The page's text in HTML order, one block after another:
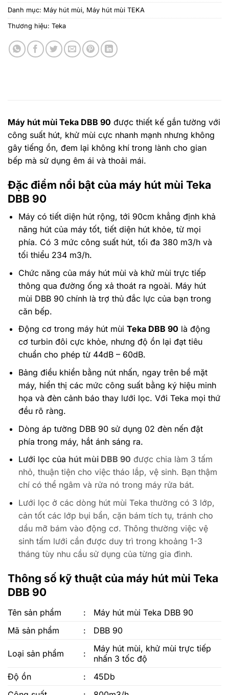
Danh mục: Máy hút mùi, Máy hút mùi TEKA
Thương hiệu: Teka
Máy hút mùi Teka DBB 90 được thiết kế gắn tường với
công suất hút, khử mùi cực nhanh mạnh nhưng không
gây tiếng ồn, đem lại không khí trong lành cho gian
bếp mà sử dụng êm ái và thoải mái.
Đặc điểm nổi bật của máy hút mùi Teka
DBB 90
Máy có tiết diện hút rộng, tới 90cm khẳng định khả
năng hút của máy tốt, tiết diện hút khỏe, từ mọi
phía. Có 3 mức công suất hút, tối đa 380 m3/h và
tối thiểu 234 m3/h.
Chức năng của máy hút mùi và khử mùi trực tiếp
thông qua đường ống xả thoát ra ngoài. Máy hút
mùi DBB 90 chính là trợ thủ đắc lực của bạn trong
căn bếp.
Động cơ trong máy hút mùi Teka DBB 90 là động
cơ turbin đôi cực khỏe, nhưng độ ồn lại đạt tiêu
chuẩn cho phép từ 44dB – 60dB.
Bảng điều khiển bằng nút nhấn, ngay trên bề mặt
máy, hiển thị các mức công suất bằng ký hiệu minh
họa và đèn cảnh báo thay lưới lọc. Với Teka mọi thứ
đều rõ ràng.
Dòng áp tường DBB 90 sử dụng 02 đèn nến đặt
phía trong máy, hắt ánh sáng ra.
Lưới lọc của hút mùi DBB 90 được chia làm 3 tấm
nhỏ, thuận tiện cho việc tháo lắp, vệ sinh. Bạn thậm
chí có thể ngâm và rửa nó trong máy rửa bát.
Lưới lọc ở các dòng hút mùi Teka thường có 3 lớp,
cản tốt các lớp bụi bẩn, cặn bám tích tụ, tránh cho
dầu mỡ bám vào động cơ. Thông thường việc vệ
sinh tấm lưới cần được duy trì trong khoảng 1-3
tháng tùy nhu cầu sử dụng của từng gia đình.
Thông số kỹ thuật của máy hút mùi Teka
DBB 90
Tên sản phẩm :
Máy hút mùi Teka DBB 90
Mã sản phẩm
: DBB 90
Loại sản phẩm :
Máy hút mùi, khử mùi trực tiếp
nhấn 3 tốc độ
Độ ồn
:
45Db